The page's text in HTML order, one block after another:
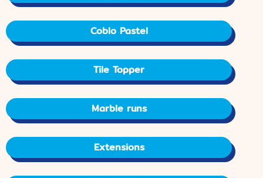
Coblo Pastel
Tile Topper
Marble runs
Extensions